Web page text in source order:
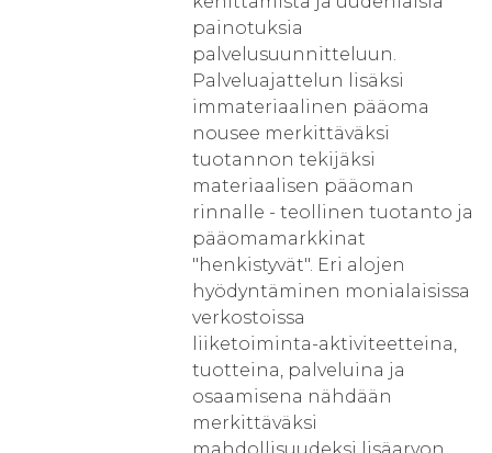
painotuksia
palvelusuunnitteluun.
Palveluajattelun lisäksi
immateriaalinen pääoma
nousee merkittäväksi
tuotannon tekijäksi
materiaalisen pääoman
rinnalle - teollinen tuotanto ja
pääomamarkkinat
"henkistyvät". Eri alojen
hyödyntäminen monialaisissa
verkostoissa
liiketoiminta-aktiviteetteina,
tuotteina, palveluina ja
osaamisena nähdään
merkittäväksi